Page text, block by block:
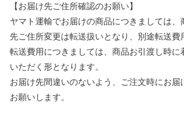
【お届け先ご住所確認のお願い】
ヤマト運輸でお届けの商品につきましては、
先ご住所変更は転送扱いとなり、別途転送費
転送費用につきましては、商品お引渡し時に
いただく形となります。
お届け先間違いのないよう、ご注文時にお届
お願いします。